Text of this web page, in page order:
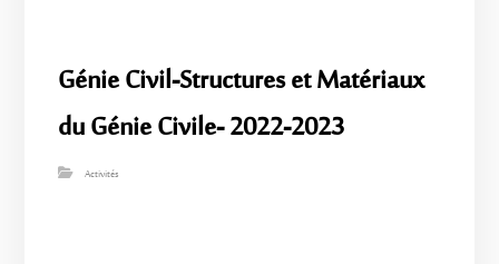
Génie Civil-Structures et Matériaux
du Génie Civile- 2022-2023
Activités